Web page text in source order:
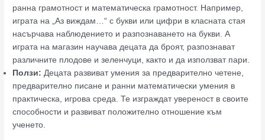
ранна грамотност и математическа грамотност. Например,
играта на „Аз виждам…“ с букви или цифри в класната стая
насърчава наблюдението и разпознаването на букви. А
играта на магазин научава децата да броят, разпознават
различните плодове и зеленчуци, както и да използват пари.
Ползи: Децата развиват умения за предварително четене,
предварително писане и ранни математически умения в
практическа, игрова среда. Те изграждат увереност в своите
способности и развиват положително отношение към
ученето.